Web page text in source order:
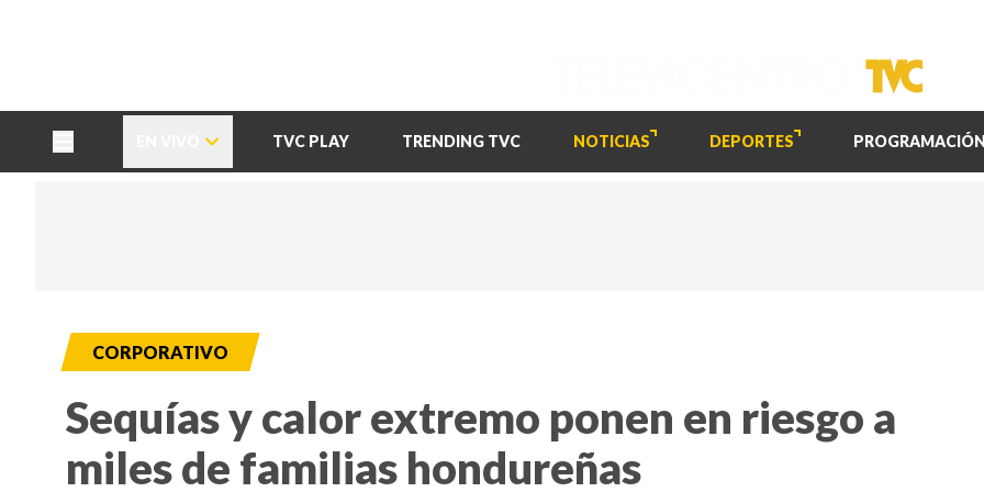
TVC PLAY TRENDING TVC NOTICIAS DEPORTES PROGRAMACIÓN
CORPORATIVO
Sequías y calor extremo ponen en riesgo a
miles de familias hondureñas